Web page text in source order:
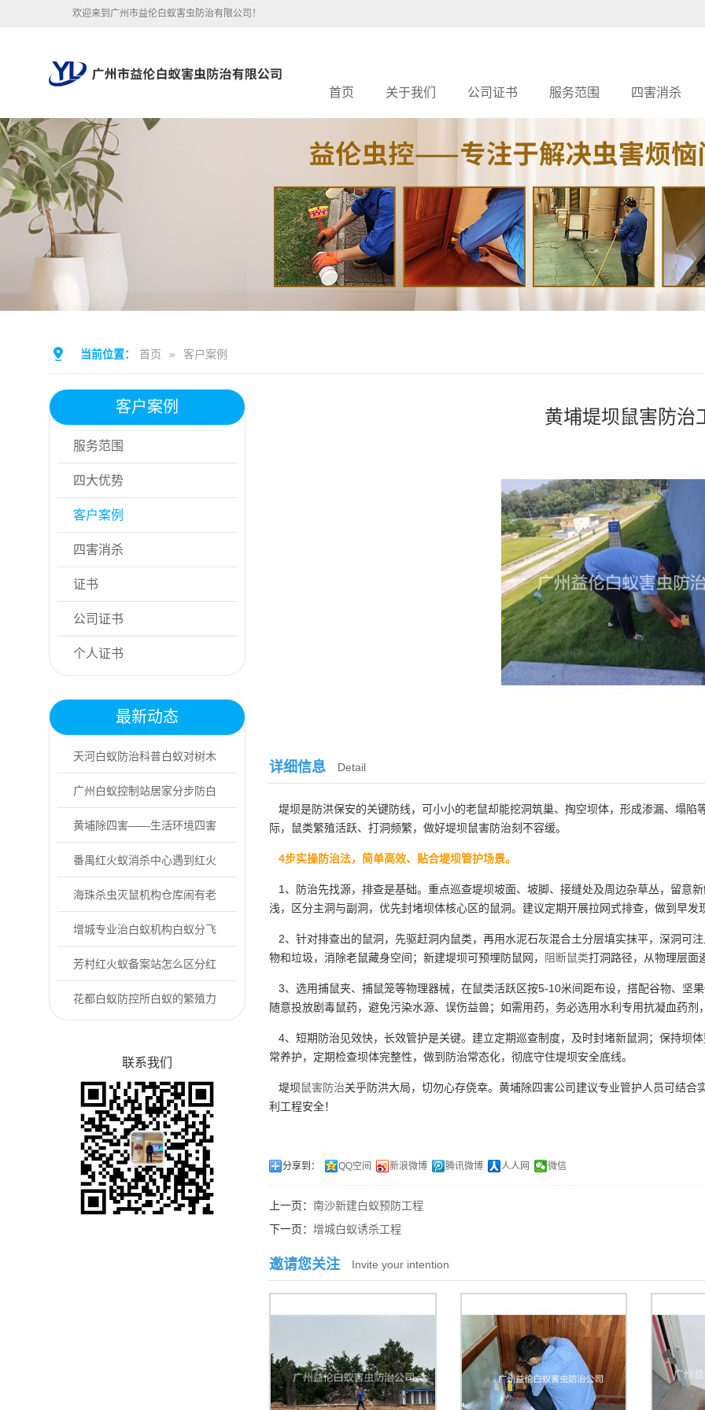
欢迎来到广州市益伦白蚁害虫防治有限公司！
首页 关于我们 公司证书 服务范围 四害消杀
当前位置： 首页 » 客户案例
客户案例
服务范围
四大优势
客户案例
四害消杀
证书
公司证书
个人证书
最新动态
天河白蚁防治科普白蚁对树木
的核心危害
广州白蚁控制站居家分步防白
蚁实操指南
黄埔除四害——生活环境四害
防控方案
番禺红火蚁消杀中心遇到红火
蚁该怎么做?
海珠杀虫灭鼠机构仓库闹有老
鼠怎么办?
增城专业治白蚁机构白蚁分飞
期来了！4步做...
芳村红火蚁备案站怎么区分红
火蚁与普通蚂蚁
花都白蚁防控所白蚁的繁殖力
联系我们
黄埔堤坝鼠害防治
详细信息 Detail
堤坝是防洪保安的关键防线，可小小的老鼠却能挖洞筑巢、掏空坝体，形成渗漏、塌陷
际，鼠类繁殖活跃、打洞频繁，做好堤坝鼠害防治刻不容缓。
4步实操防治法，简单高效、贴合堤坝管护场景。
1、防治先找源，排查是基础。重点巡查堤坝坡面、坡脚、接缝处及周边杂草丛，留意
浅，区分主洞与副洞，优先封堵坝体核心区的鼠洞。建议定期开展拉网式排查，做到早发
2、针对排查出的鼠洞，先驱赶洞内鼠类，再用水泥石灰混合土分层填实抹平，深洞可
物和垃圾，消除老鼠藏身空间；新建堤坝可预埋防鼠网，
阻断鼠类打洞路径，从物理层面
3、选用捕鼠夹、捕鼠笼等物理器械，在鼠类活跃区按5-10米间距布设，搭配谷物、坚
随意投放剧毒鼠药，避免污染水源、误伤益兽；如需用药，务必选用水利专用抗凝血药剂
4、短期防治见效快，长效管护是关键。建立定期巡查制度，及时封堵新鼠洞；保持坝
常养护，定期检查坝体完整性，做到防治常态化，彻底守住堤坝安全底线。
堤坝鼠害防治关乎防洪大局，切勿心存侥幸。黄埔除四害公司建议专业管护人员可结
利工程安全！
分享到： QQ空间 新浪微博 腾讯微博 人人网 微信
上一页： 南沙新建白蚁预防工程
下一页： 增城白蚁诱杀工程
邀请您关注 Invite your intention